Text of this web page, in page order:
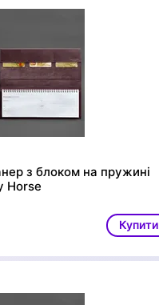
з блоком на пружині
Horse
Купити